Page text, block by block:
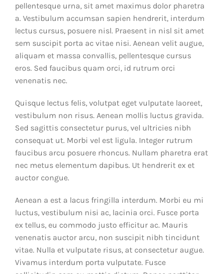
pellentesque urna, sit amet maximus dolor pharetra
a. Vestibulum accumsan sapien hendrerit, interdum
lectus cursus, posuere nisl. Praesent in nisl sit amet
sem suscipit porta ac vitae nisi. Aenean velit augue,
aliquam et massa convallis, pellentesque cursus
eros. Sed faucibus quam orci, id rutrum orci
venenatis nec.
Quisque lectus felis, volutpat eget vulputate laoreet,
vestibulum non risus. Aenean mollis luctus gravida.
Sed sagittis consectetur purus, vel ultricies nibh
consequat ut. Morbi vel est ligula. Integer rutrum
faucibus arcu posuere rhoncus. Nullam pharetra erat
nec metus elementum dapibus. Ut hendrerit ex et
auctor congue.
Aenean a est a lacus fringilla interdum. Morbi eu mi
luctus, vestibulum nisi ac, lacinia orci. Fusce porta
ex tellus, eu commodo justo efficitur ac. Mauris
venenatis auctor arcu, non suscipit nibh tincidunt
vitae. Nulla et vulputate risus, at consectetur augue.
Vivamus interdum porta vulputate. Fusce